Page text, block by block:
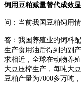
饲用豆粕减量替代成效
问：当前我国豆粕饲用
答：我国养殖业的饲料
生产食用油后得到的副
求相近，全球在动物养
大豆压榨生产，每吨大
豆粕产量为7000多万吨